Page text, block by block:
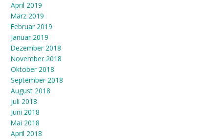
April 2019
März 2019
Februar 2019
Januar 2019
Dezember 2018
November 2018
Oktober 2018
September 2018
August 2018
Juli 2018
Juni 2018
Mai 2018
April 2018